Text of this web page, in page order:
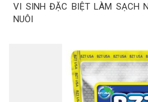
VI SINH ĐẶC BIỆT LÀM SẠCH
NUÔI